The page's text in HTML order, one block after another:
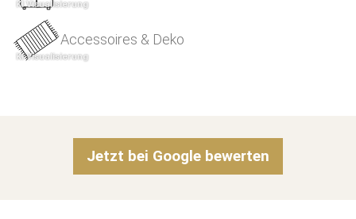
Accessoires & Deko
Jetzt bei Google bewerten